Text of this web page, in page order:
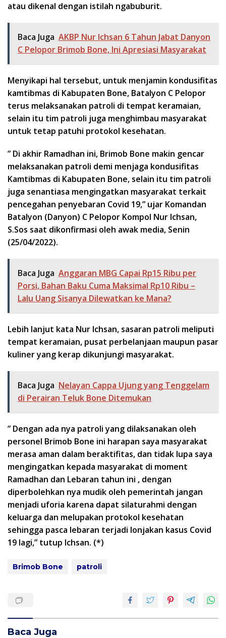
atau dikenal dengan istilah ngabuburit.
Baca Juga AKBP Nur Ichsan 6 Tahun Jabat Danyon
C Pelopor Brimob Bone, Ini Apresiasi Masyarakat
Menyikapi hal tersebut, untuk menjamin kondusifitas
kamtibmas di Kabupaten Bone, Batalyon C Pelopor
terus melaksanakan patroli di tempat keramaian,
selain itu tim patroli juga menghimbau masyarakat
untuk tetap patuhi protokol kesehatan.
” Di akhir Ramadhan ini, Brimob Bone makin gencar
melaksanakan patroli demi menjaga kondusifitas
Kamtibmas di Kabupaten Bone, selain itu tim patroli
juga senantiasa mengingatkan masyarakat terkait
pencegahan penyebaran Covid 19,” ujar Komandan
Batalyon (Danyon) C Pelopor Kompol Nur Ichsan,
S.Sos saat dikonfirmasi oleh awak media, Senin
(25/04/2022).
Baca Juga Anggaran MBG Capai Rp15 Ribu per
Porsi, Bahan Baku Cuma Maksimal Rp10 Ribu –
Lalu Uang Sisanya Dilewatkan ke Mana?
Lebih lanjut kata Nur Ichsan, sasaran patroli meliputi
tempat keramaian, pusat perbelanjaan maupun pasar
kuliner yang kerap dikunjungi masyarakat.
Baca Juga Nelayan Cappa Ujung yang Tenggelam
di Perairan Teluk Bone Ditemukan
” Dengan ada nya patroli yang dilaksanakan oleh
personel Brimob Bone ini harapan saya masyarakat
merasa aman dalam beraktifitas, dan tidak lupa saya
mengingatkan kepada masyarakat di moment
Ramadhan dan Lebaran tahun ini , dengan
diperbolehkan nya mudik oleh pemerintah jangan
menjadi uforia karena dapat silaturahmi dengan
keluarga dan melupakan protokol kesehatan
sehingga pasca lebaran terjadi lonjakan kasus Covid
19 lagi,” tutup Ichsan. (*)
Brimob Bone patroli
Baca Juga